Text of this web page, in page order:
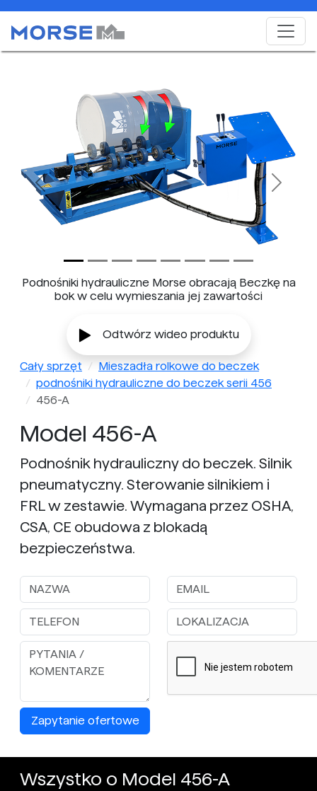
Podnośniki hydrauliczne Morse obracają Beczkę na
bok w celu wymieszania jej zawartości
Previous Next
Odtwórz wideo produktu
Cały sprzęt
Mieszadła rolkowe do beczek
podnośniki hydrauliczne do beczek serii 456
456-A
Model 456-A
Podnośnik hydrauliczny do beczek. Silnik
pneumatyczny. Sterowanie silnikiem i
FRL w zestawie. Wymagana przez OSHA,
CSA, CE obudowa z blokadą
bezpieczeństwa.
Zapytanie ofertowe
Wszystko o Model 456-A